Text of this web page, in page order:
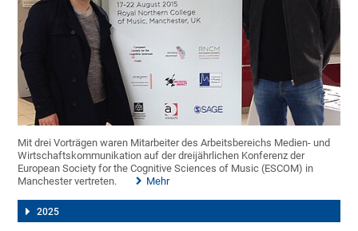
Mit drei Vorträgen waren Mitarbeiter des Arbeitsbereichs Medien- und
Wirtschaftskommunikation auf der dreijährlichen Konferenz der
European Society for the Cognitive Sciences of Music (ESCOM) in
Manchester vertreten.
Mehr
2025